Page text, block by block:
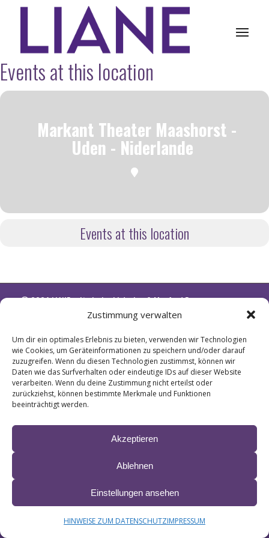
Zustimmung verwalten
Um dir ein optimales Erlebnis zu bieten, verwenden wir Technologien
wie Cookies, um Geräteinformationen zu speichern und/oder darauf
zuzugreifen. Wenn du diesen Technologien zustimmst, können wir
Daten wie das Surfverhalten oder eindeutige IDs auf dieser Website
verarbeiten. Wenn du deine Zustimmung nicht erteilst oder
zurückziehst, können bestimmte Merkmale und Funktionen
beeinträchtigt werden.
Akzeptieren
Ablehnen
Einstellungen ansehen
HINWEISE ZUM DATENSCHUTZIMPRESSUM
Events at this location
Markant Theater Maashorst -
Uden - Niderlande
Events at this location
© 2024 LIANE ∙ site bykrobbdesign&Manfred Esser
IMPRESSUM & HAFTUNG
DATENSCHUTZ
BARRIEREFREIHEITSERKLÄRUNG